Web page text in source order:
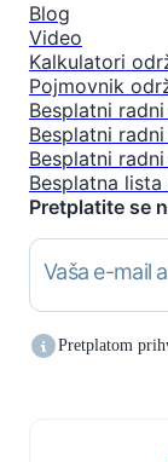
Blog
Video
Kalkulatori
Pojmovnik
Besplatni
Besplatni
Besplatni
Besplatna
Pretplatite se
Vaša e-mail
Pretplatom